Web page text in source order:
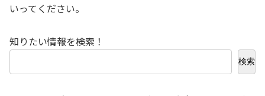
いってください。
知りたい情報を検索！
検索